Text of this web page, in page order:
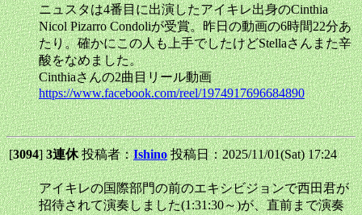
ニュスタは4番目に出演したアイキレ出身のCinthia
Nicol Pizarro Condoliが受賞。昨日の動画の6時間22分あ
たり。確かにこの人も上手でしたけどStellaさんまた辛
酸をなめました。
Cinthiaさんの2曲目リール動画
https://www.facebook.com/reel/1974917696684890
[3094]3連休投稿者：Ishino 投稿日：2025/11/01(Sat) 17:24
アイキレの国際部門の前のエキシビジョンで西田君が
招待されて演奏しました(1:31:30～)が、直前まで演奏